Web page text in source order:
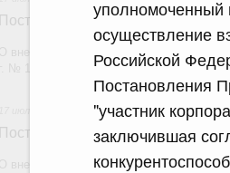
уполномоченный
осуществление
Российской
Постановления
"участник
заключившая
Постановление Правительства
О внесении изменений в постановление
Постановление Правительства
О внесении изменений в постановление